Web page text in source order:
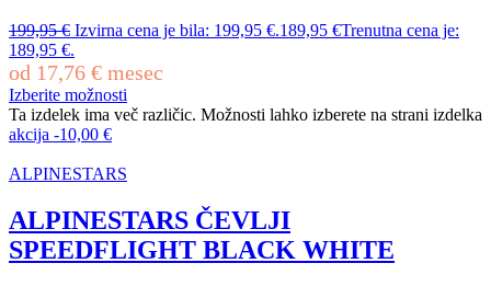
199,95€ Izvirna cena je bila: 199,95 €.189,95 €Trenutna cena je:
189,95 €.
od 17,76 € mesec
Izberite možnosti
Ta izdelek ima več različic. Možnosti lahko izberete na strani izdelka
akcija -10,00 €
ALPINESTARS
ALPINESTARS ČEVLJI
SPEEDFLIGHT BLACK WHITE